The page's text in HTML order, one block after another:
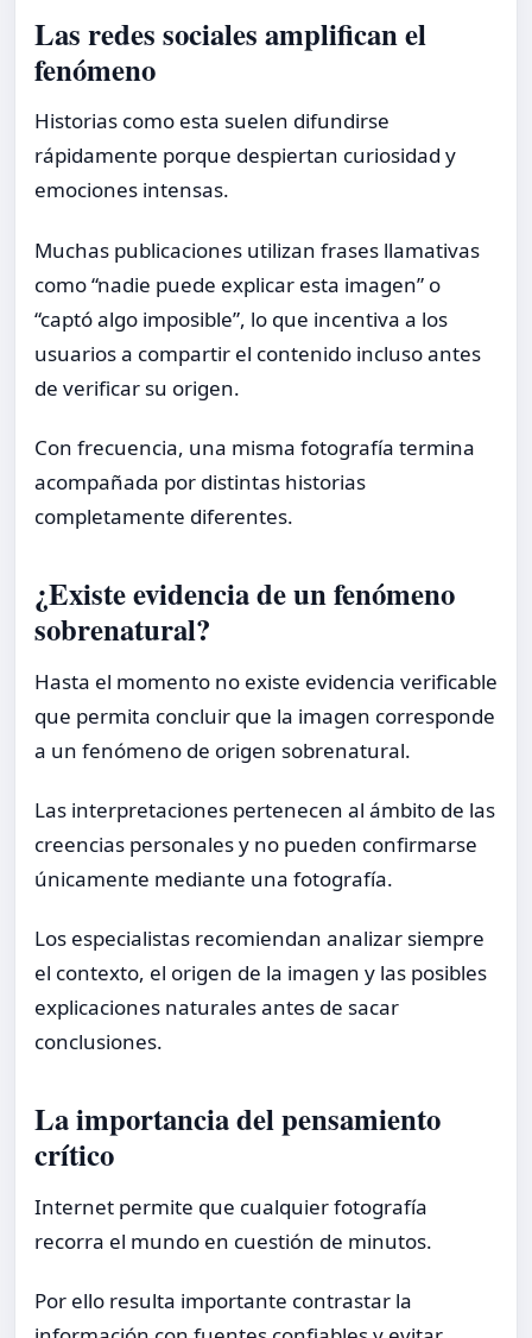
Las redes sociales amplifican el
fenómeno
Historias como esta suelen difundirse
rápidamente porque despiertan curiosidad y
emociones intensas.
Muchas publicaciones utilizan frases llamativas
como “nadie puede explicar esta imagen” o
“captó algo imposible”, lo que incentiva a los
usuarios a compartir el contenido incluso antes
de verificar su origen.
Con frecuencia, una misma fotografía termina
acompañada por distintas historias
completamente diferentes.
¿Existe evidencia de un fenómeno
sobrenatural?
Hasta el momento no existe evidencia verificable
que permita concluir que la imagen corresponde
a un fenómeno de origen sobrenatural.
Las interpretaciones pertenecen al ámbito de las
creencias personales y no pueden confirmarse
únicamente mediante una fotografía.
Los especialistas recomiendan analizar siempre
el contexto, el origen de la imagen y las posibles
explicaciones naturales antes de sacar
conclusiones.
La importancia del pensamiento
crítico
Internet permite que cualquier fotografía
recorra el mundo en cuestión de minutos.
Por ello resulta importante contrastar la